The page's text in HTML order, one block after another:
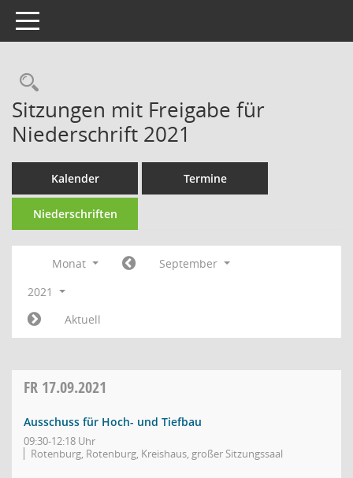
Toggle navigation
Rechercheauswahl
Sitzungen mit Freigabe für
Niederschrift 2021
Kalender Termine
Niederschriften
Monat
September
2021
Aktuell
FR 17.09.2021
Ausschuss für Hoch- und Tiefbau
09:30-12:18 Uhr
Rotenburg, Rotenburg, Kreishaus, großer Sitzungssaal